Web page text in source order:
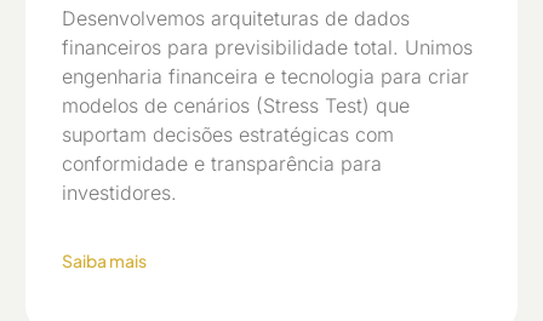
Desenvolvemos arquiteturas de dados
financeiros para previsibilidade total. Unimos
engenharia financeira e tecnologia para criar
modelos de cenários (Stress Test) que
suportam decisões estratégicas com
conformidade e transparência para
investidores.
Saiba mais